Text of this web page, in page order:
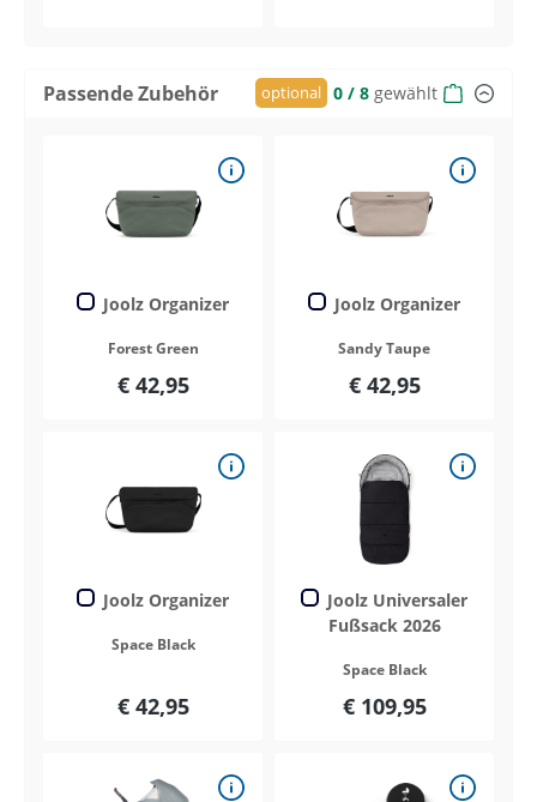
Passende Zubehör optional 0 / 8 gewählt
Joolz Organizer
Forest Green
€ 42,95
Joolz Organizer
Sandy Taupe
€ 42,95
Joolz Organizer
Space Black
€ 42,95
Joolz Universaler
Fußsack 2026
Space Black
€ 109,95